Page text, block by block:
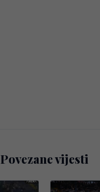
Povezane vijesti